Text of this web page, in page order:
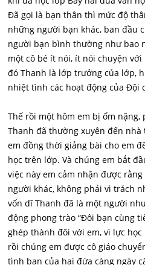
Đã gọi là bạn thân thì mức độ
những người bạn khác, ban đầu
người bạn bình thường như bao
một cô bé ít nói, ít nói chuyện
đó Thanh là lớp trưởng của lớp,
nhiệt tình các hoạt động của Đội
Thế rồi một hôm em bị ốm
Thanh đã thường xuyên đến
em đồng thời giảng bài cho em
học trên lớp. Và chúng em bắt
việc này em cảm nhận được
người khác, không phải vì trách
vốn dĩ Thanh đã là một người
động phong trào “Đôi bạn cùng
ghép thành đôi với em, vì lực
rồi chúng em được cô giáo
tình bạn của hai đứa càng ngày